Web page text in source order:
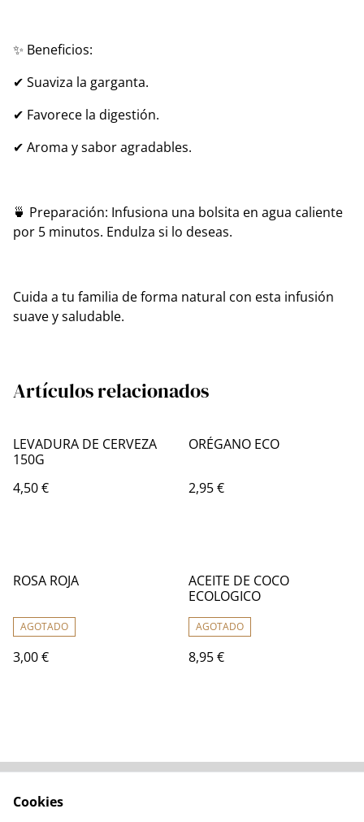
✨ Beneficios:
✔ Suaviza la garganta.
✔ Favorece la digestión.
✔ Aroma y sabor agradables.
🍵 Preparación: Infusiona una bolsita en agua caliente
por 5 minutos. Endulza si lo deseas.
Cuida a tu familia de forma natural con esta infusión
suave y saludable.
Artículos relacionados
LEVADURA DE CERVEZA
150G
4,50 €
ORÉGANO ECO
2,95 €
ROSA ROJA
AGOTADO
3,00 €
ACEITE DE COCO
ECOLOGICO
AGOTADO
8,95 €
Cookies